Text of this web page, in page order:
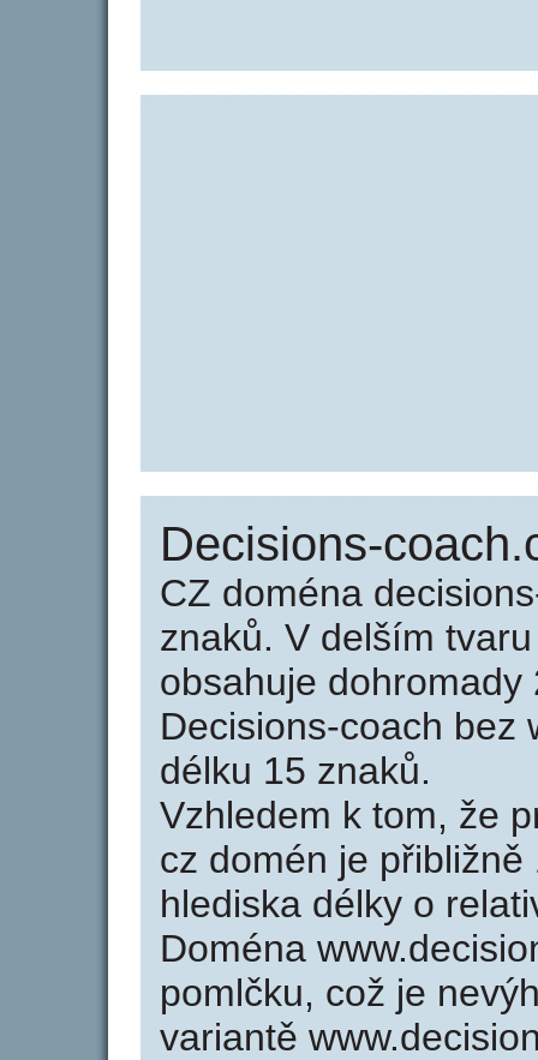
Decisions-
CZ doména
znaků. V delším
obsahuje
Decisions-coach bez
délku 15 znaků.
Vzhledem k tom, že
cz domén je
hlediska délky o
Doména
pomlčku, což je
variantě